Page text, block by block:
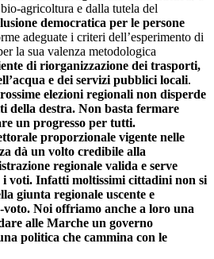
agricoltura e dalla tutela del
democratica per le persone
adeguate i criteri dell’esperimento di
la sua valenza metodologica
di riorganizzazione dei trasporti,
e dei servizi pubblici locali.
elezioni regionali non disperde
della destra. Non basta fermare
un progresso per tutti.
proporzionale vigente nelle
dà un volto credibile alla
regionale valida e serve
voti. Infatti moltissimi cittadini non si
giunta regionale uscente e
Noi offriamo anche a loro una
alle Marche un governo
politica che cammina con le